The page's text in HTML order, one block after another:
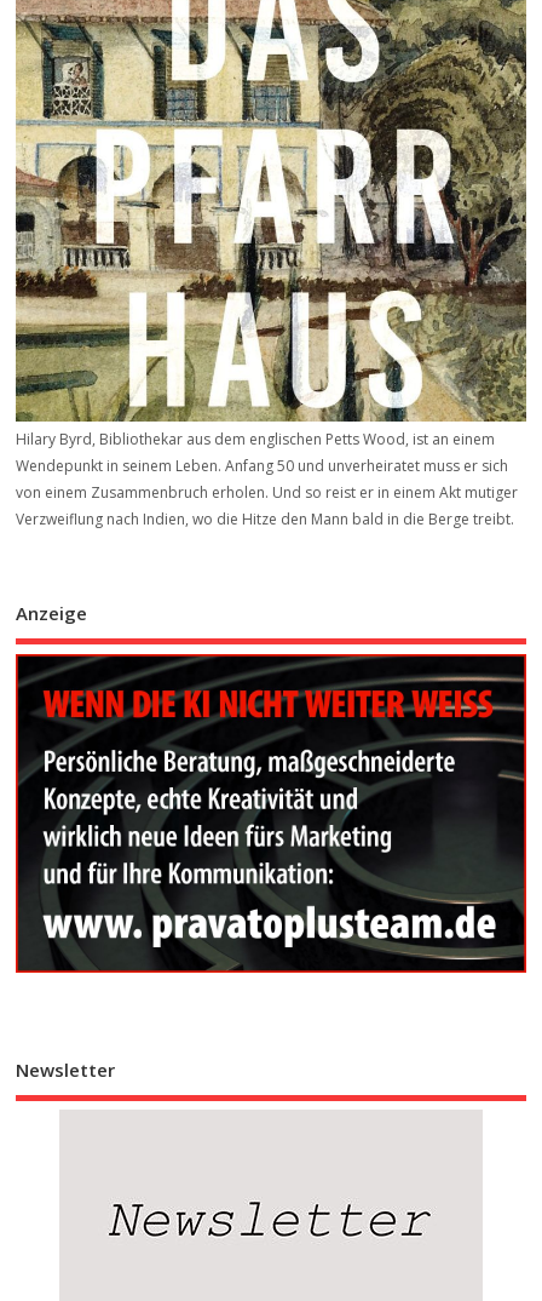
Hilary Byrd, Bibliothekar aus dem englischen Petts Wood, ist an einem
Wendepunkt in seinem Leben. Anfang 50 und unverheiratet muss er sich
von einem Zusammenbruch erholen. Und so reist er in einem Akt mutiger
Verzweiflung nach Indien, wo die Hitze den Mann bald in die Berge treibt.
Anzeige
Newsletter